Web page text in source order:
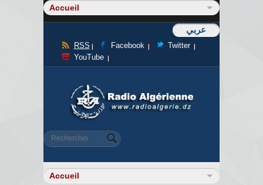
عربي
RSS Facebook
Twitter
YouTube
Formulaire de recherche
Rechercher